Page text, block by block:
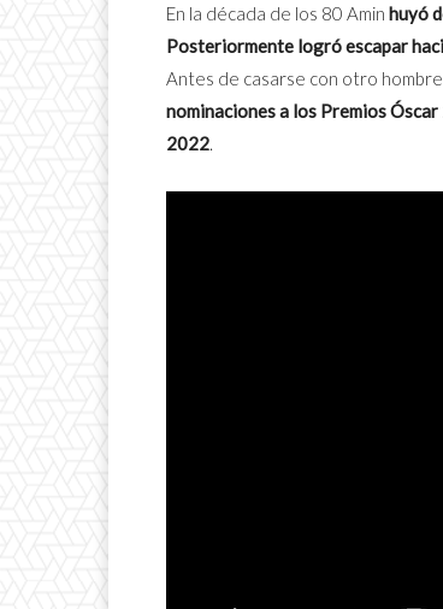
En la década de los 80 Amin huyó
Posteriormente logró escapar
Antes de casarse con otro
nominaciones a los Premios
2022.